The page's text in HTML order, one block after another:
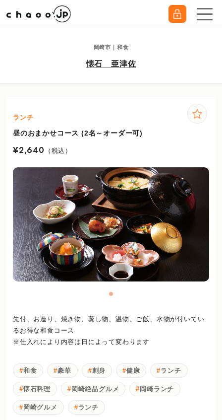
岡崎市｜和食
懐石 亜津佐
ランチ
昼のおまかせコース (2名～オーダー可)
¥2,640 （税込）
先付、お造り、焼き物、蒸し物、温物、ご飯、水物が付いてい
るお得な和食コース
※仕入れにより内容は日によって変わります
和食 豪華 刺身 健康 ランチ
懐石料理 岡崎絶品グルメ 岡崎ランチ
岡崎グルメ ランチ